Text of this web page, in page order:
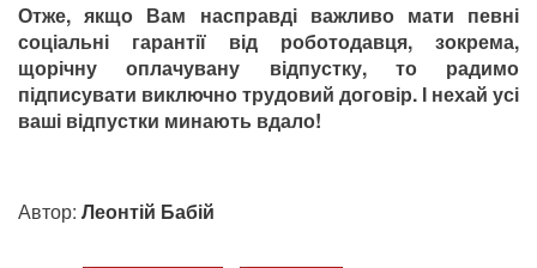
Отже, якщо Вам насправді важливо мати певні
соціальні гарантії від роботодавця, зокрема,
щорічну оплачувану відпустку, то радимо
підписувати виключно трудовий договір. І нехай усі
ваші відпустки минають вдало!
Автор: Леонтій Бабій